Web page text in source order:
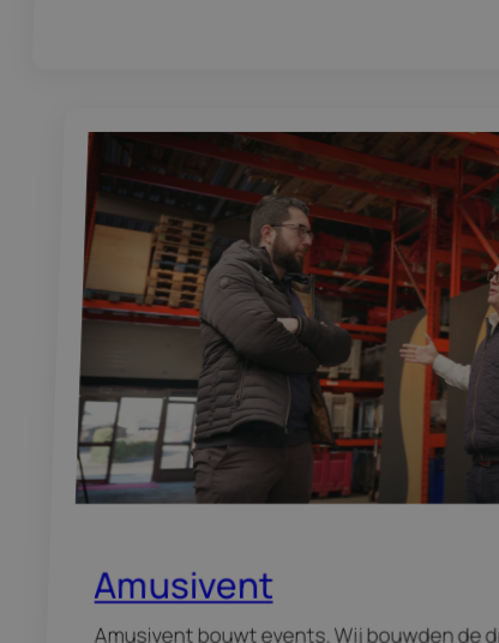
Amusivent
Amusivent bouwt events. Wij bouwden de